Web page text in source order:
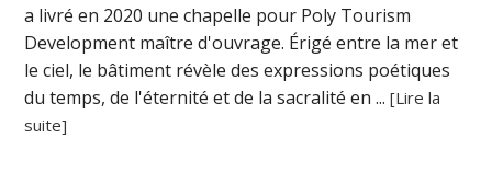
a livré en 2020 une chapelle pour Poly Tourism
Development maître d'ouvrage. Érigé entre la mer et
le ciel, le bâtiment révèle des expressions poétiques
du temps, de l'éternité et de la sacralité en ...[Lire la
suite]